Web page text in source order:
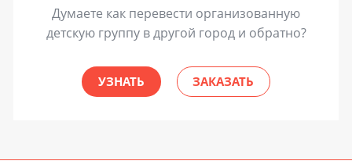
Думаете как перевести организованную
детскую группу в другой город и обратно?
УЗНАТЬ ЗАКАЗАТЬ